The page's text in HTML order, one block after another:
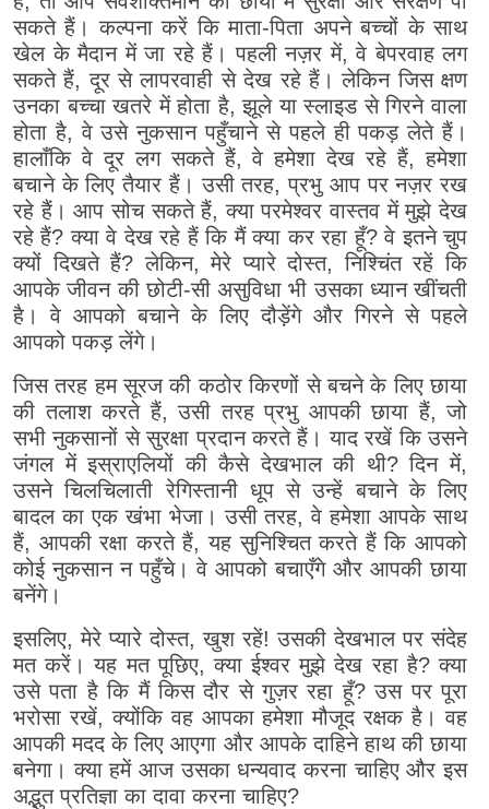
सकते हैं। कल्पना करें कि माता-पिता अपने बच्चों के साथ
खेल के मैदान में जा रहे हैं। पहली नज़र में, वे बेपरवाह लग
सकते हैं, दूर से लापरवाही से देख रहे हैं। लेकिन जिस क्षण
उनका बच्चा खतरे में होता है, झूले या स्लाइड से गिरने वाला
होता है, वे उसे नुकसान पहुँचाने से पहले ही पकड़ लेते हैं।
हालाँकि वे दूर लग सकते हैं, वे हमेशा देख रहे हैं, हमेशा
बचाने के लिए तैयार हैं। उसी तरह, प्रभु आप पर नज़र रख
रहे हैं। आप सोच सकते हैं, क्या परमेश्वर वास्तव में मुझे देख
रहे हैं? क्या वे देख रहे हैं कि मैं क्या कर रहा हूँ? वे इतने चुप
क्यों दिखते हैं? लेकिन, मेरे प्यारे दोस्त, निश्चिंत रहें कि
आपके जीवन की छोटी-सी असुविधा भी उसका ध्यान खींचती
है। वे आपको बचाने के लिए दौड़ेंगे और गिरने से पहले
आपको पकड़ लेंगे।
जिस तरह हम सूरज की कठोर किरणों से बचने के लिए छाया
की तलाश करते हैं, उसी तरह प्रभु आपकी छाया हैं, जो
सभी नुकसानों से सुरक्षा प्रदान करते हैं। याद रखें कि उसने
जंगल में इस्राएलियों की कैसे देखभाल की थी? दिन में,
उसने चिलचिलाती रेगिस्तानी धूप से उन्हें बचाने के लिए
बादल का एक खंभा भेजा। उसी तरह, वे हमेशा आपके साथ
हैं, आपकी रक्षा करते हैं, यह सुनिश्चित करते हैं कि आपको
कोई नुकसान न पहुँचे। वे आपको बचाएँगे और आपकी छाया
बनेंगे।
इसलिए, मेरे प्यारे दोस्त, खुश रहें! उसकी देखभाल पर संदेह
मत करें। यह मत पूछिए, क्या ईश्वर मुझे देख रहा है? क्या
उसे पता है कि मैं किस दौर से गुज़र रहा हूँ? उस पर पूरा
भरोसा रखें, क्योंकि वह आपका हमेशा मौजूद रक्षक है। वह
आपकी मदद के लिए आएगा और आपके दाहिने हाथ की छाया
बनेगा। क्या हमें आज उसका धन्यवाद करना चाहिए और इस
अद्भुत प्रतिज्ञा का दावा करना चाहिए?